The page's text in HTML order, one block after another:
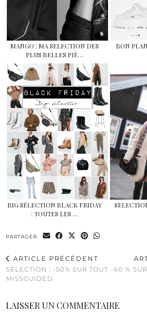
MANGO : MA SELECTION DES
PLUS BELLES PIÈ…
BON
BIG SÉLECTION BLACK FRIDAY
: TOUTES LES …
PARTAGER:
ARTICLE PRÉCÉDENT
SÉLECTION : -50% SUR TOUT
MISSGUIDED
-60 %
LAISSER UN COMMENTAIRE